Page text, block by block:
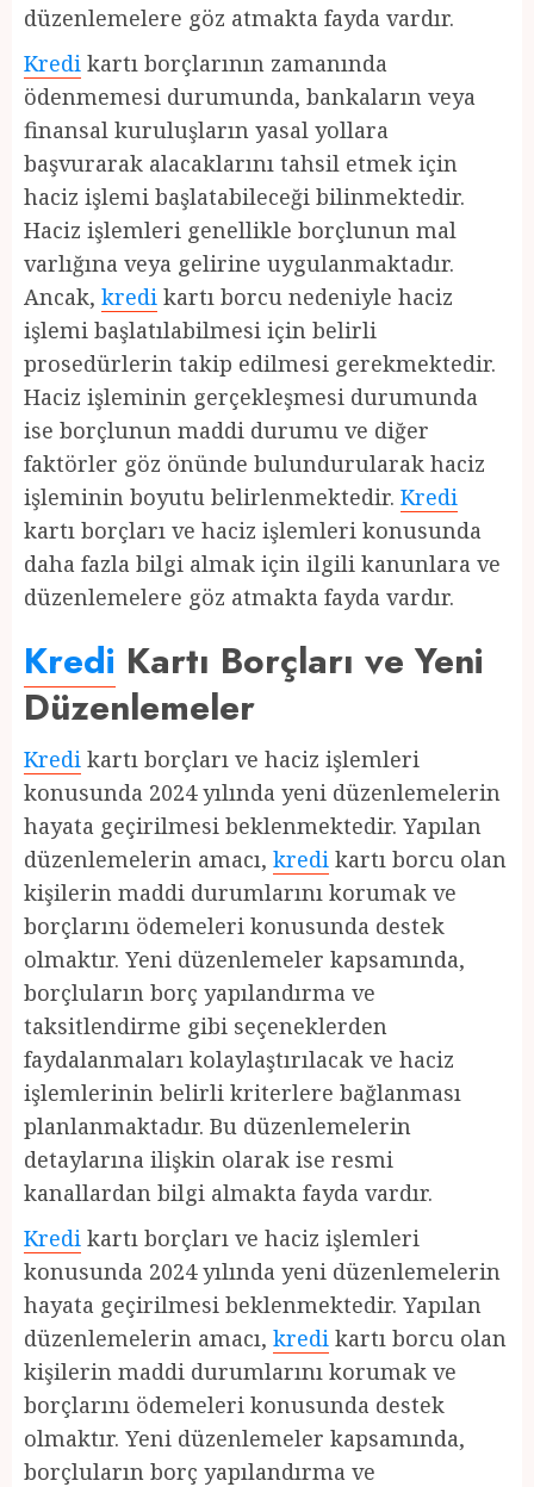
düzenlemelere göz atmakta fayda vardır.
Kredi kartı borçlarının zamanında
ödenmemesi durumunda, bankaların veya
finansal kuruluşların yasal yollara
başvurarak alacaklarını tahsil etmek için
haciz işlemi başlatabileceği bilinmektedir.
Haciz işlemleri genellikle borçlunun mal
varlığına veya gelirine uygulanmaktadır.
Ancak, kredi kartı borcu nedeniyle haciz
işlemi başlatılabilmesi için belirli
prosedürlerin takip edilmesi gerekmektedir.
Haciz işleminin gerçekleşmesi durumunda
ise borçlunun maddi durumu ve diğer
faktörler göz önünde bulundurularak haciz
işleminin boyutu belirlenmektedir. Kredi
kartı borçları ve haciz işlemleri konusunda
daha fazla bilgi almak için ilgili kanunlara ve
düzenlemelere göz atmakta fayda vardır.
Kredi Kartı Borçları ve Yeni
Düzenlemeler
Kredi kartı borçları ve haciz işlemleri
konusunda 2024 yılında yeni düzenlemelerin
hayata geçirilmesi beklenmektedir. Yapılan
düzenlemelerin amacı, kredi kartı borcu olan
kişilerin maddi durumlarını korumak ve
borçlarını ödemeleri konusunda destek
olmaktır. Yeni düzenlemeler kapsamında,
borçluların borç yapılandırma ve
taksitlendirme gibi seçeneklerden
faydalanmaları kolaylaştırılacak ve haciz
işlemlerinin belirli kriterlere bağlanması
planlanmaktadır. Bu düzenlemelerin
detaylarına ilişkin olarak ise resmi
kanallardan bilgi almakta fayda vardır.
Kredi kartı borçları ve haciz işlemleri
konusunda 2024 yılında yeni düzenlemelerin
hayata geçirilmesi beklenmektedir. Yapılan
düzenlemelerin amacı, kredi kartı borcu olan
kişilerin maddi durumlarını korumak ve
borçlarını ödemeleri konusunda destek
olmaktır. Yeni düzenlemeler kapsamında,
borçluların borç yapılandırma ve